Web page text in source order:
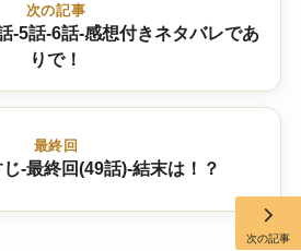
次の記事
-5話-6話-感想付きネタバレであ
りで！
最終回
-最終回(49話)-結末は！？
次の記事